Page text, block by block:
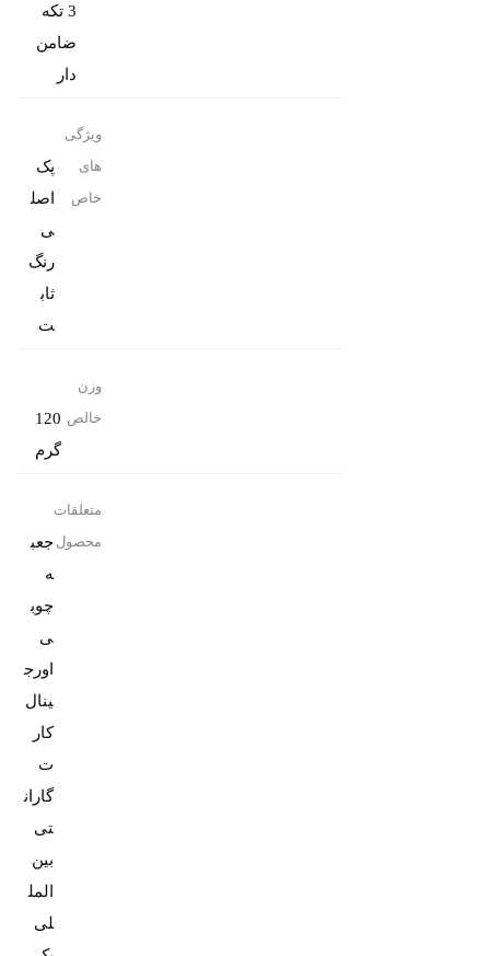
3 تکه
ضامن
دار
ویژگی
های
خاص
پک
اصل
رنگ
ثاب
ت
وزن
خالص 120
گرم
متعلقات
محصول جعب
ه
چوب
ی
اورج
کار
ت
گاران
تی
بین
المل